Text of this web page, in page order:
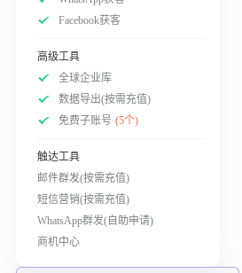
Facebook获客
高级工具
全球企业库
数据导出(按需充值)
免费子账号 (5个)
触达工具
邮件群发(按需充值)
短信营销(按需充值)
WhatsApp群发(自助申请)
商机中心